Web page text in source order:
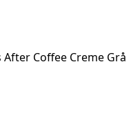
Coffee Creme Grå